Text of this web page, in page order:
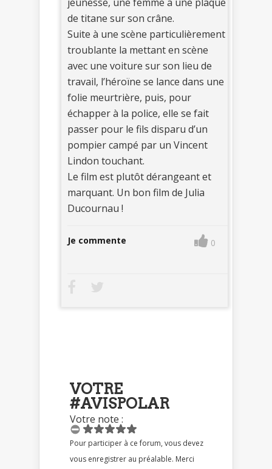
de titane sur son crâne.
Suite à une scène particulièrement
troublante la mettant en scène
avec une voiture sur son lieu de
travail, l’héroïne se lance dans une
folie meurtrière, puis, pour
échapper à la police, elle se fait
passer pour le fils disparu d’un
pompier campé par un Vincent
Lindon touchant.
Le film est plutôt dérangeant et
marquant. Un bon film de Julia
Ducournau !
Je commente 0
VOTRE
#AVISPOLAR
Votre note :
Pour participer à ce forum, vous devez
vous enregistrer au préalable. Merci